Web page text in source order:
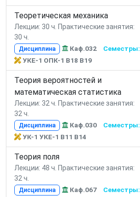
Теоретическая механика
Лекции: 30 ч. Практические занятия:
30 ч.
Дисциплина Каф.032 Семестры:
УКЕ-1 ОПК-1 В18 В19
Теория вероятностей и
математическая статистика
Лекции: 32 ч. Практические занятия:
32 ч.
Дисциплина Каф.030 Семестры:
УК-1 УКЕ-1 В11 В14
Теория поля
Лекции: 48 ч. Практические занятия:
32 ч.
Дисциплина Каф.067 Семестры: